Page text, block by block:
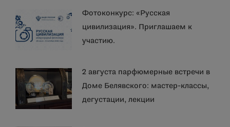
Фотоконкурс: «Русская
цивилизация». Приглашаем к
участию.
2 августа парфюмерные встречи в
Доме Белявского: мастер-классы,
дегустации, лекции